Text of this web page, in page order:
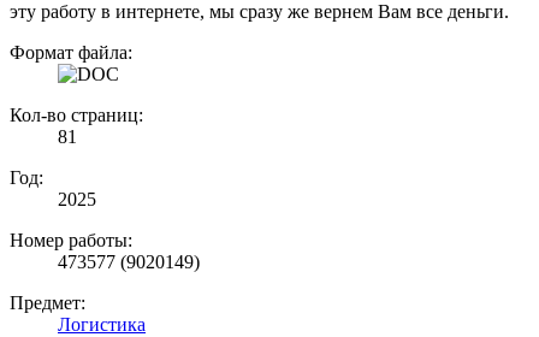
эту работу в интернете, мы сразу же вернем Вам все деньги.
Формат файла:
Кол-во страниц:
81
Год:
2025
Номер работы:
473577 (9020149)
Предмет:
Логистика